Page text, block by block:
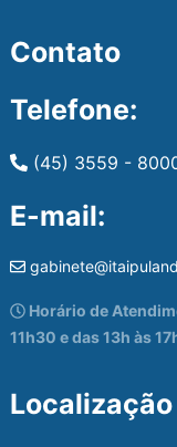
Contato
Telefone:
(45) 3559 -
E-mail:
Horário de
11h30 e das 13h às
Localização